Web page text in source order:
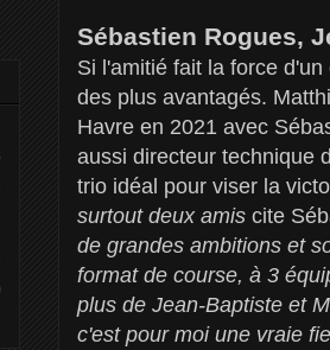
Sébastien Rogues,
Si l'amitié fait la force
des plus avantagés.
Havre en 2021 avec
aussi directeur technique
trio idéal pour viser la
surtout deux amis cite
de grandes ambitions et
format de course, à 3
plus de Jean-Baptiste et
c'est pour moi une vraie